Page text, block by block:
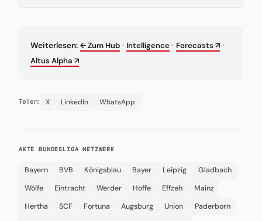
Weiterlesen: ← Zum Hub · Intelligence · Forecasts ↗ ·
Altus Alpha ↗
Teilen: X LinkedIn WhatsApp
AKTE BUNDESLIGA NETZWERK
Bayern BVB Königsblau Bayer Leipzig
Gladbach
Wölfe
Eintracht Werder Hoffe Effzeh
Mainz
Hertha
SCF Fortuna Augsburg Union
Paderborn